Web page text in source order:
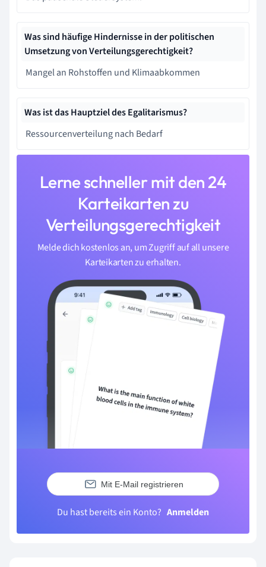
Was sind häufige Hindernisse in der politischen
Umsetzung von Verteilungsgerechtigkeit?
Mangel an Rohstoffen und Klimaabkommen
Was ist das Hauptziel des Egalitarismus?
Ressourcenverteilung nach Bedarf
Lerne schneller mit den 24
Karteikarten zu
Verteilungsgerechtigkeit
Melde dich kostenlos an, um Zugriff auf all unsere
Karteikarten zu erhalten.
Mit E-Mail registrieren
Du hast bereits ein Konto? Anmelden